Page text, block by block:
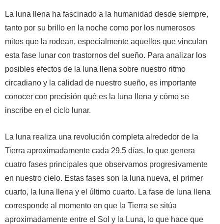
La luna llena ha fascinado a la humanidad desde siempre,
tanto por su brillo en la noche como por los numerosos
mitos que la rodean, especialmente aquellos que vinculan
esta fase lunar con trastornos del sueño. Para analizar los
posibles efectos de la luna llena sobre nuestro ritmo
circadiano y la calidad de nuestro sueño, es importante
conocer con precisión qué es la luna llena y cómo se
inscribe en el ciclo lunar.
La luna realiza una revolución completa alrededor de la
Tierra aproximadamente cada 29,5 días, lo que genera
cuatro fases principales que observamos progresivamente
en nuestro cielo. Estas fases son la luna nueva, el primer
cuarto, la luna llena y el último cuarto. La fase de luna llena
corresponde al momento en que la Tierra se sitúa
aproximadamente entre el Sol y la Luna, lo que hace que